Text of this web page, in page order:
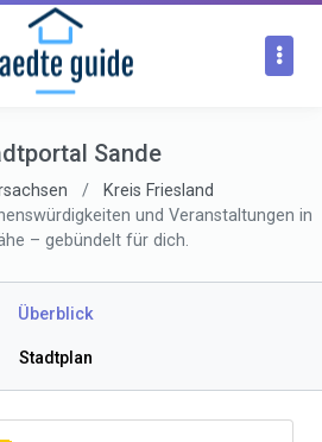
Sande
Kreis Friesland
und Veranstaltungen in
– gebündelt für dich.
Überblick
Stadtplan